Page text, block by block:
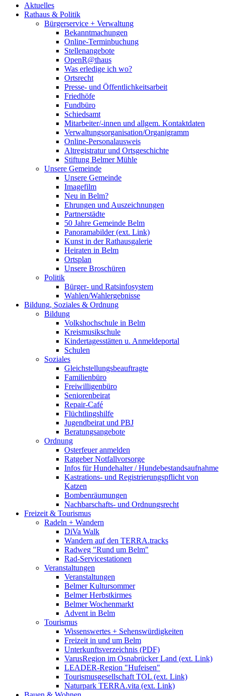
Aktuelles
Rathaus & Politik
Bürgerservice + Verwaltung
Bekanntmachungen
Online-Terminbuchung
Stellenangebote
OpenR@thaus
Was erledige ich wo?
Ortsrecht
Presse- und Öffentlichkeitsarbeit
Friedhöfe
Fundbüro
Schiedsamt
Mitarbeiter/-innen und allgem. Kontaktdaten
Verwaltungsorganisation/Organigramm
Online-Personalausweis
Altregistratur und Ortsgeschichte
Stiftung Belmer Mühle
Unsere Gemeinde
Unsere Gemeinde
Imagefilm
Neu in Belm?
Ehrungen und Auszeichnungen
Partnerstädte
50 Jahre Gemeinde Belm
Panoramabilder (ext. Link)
Kunst in der Rathausgalerie
Heiraten in Belm
Ortsplan
Unsere Broschüren
Politik
Bürger- und Ratsinfosystem
Wahlen/Wahlergebnisse
Bildung, Soziales & Ordnung
Bildung
Volkshochschule in Belm
Kreismusikschule
Kindertagesstätten u. Anmeldeportal
Schulen
Soziales
Gleichstellungsbeauftragte
Familienbüro
Freiwilligenbüro
Seniorenbeirat
Repair-Café
Flüchtlingshilfe
Jugendbeirat und PBJ
Beratungsangebote
Ordnung
Osterfeuer anmelden
Ratgeber Notfallvorsorge
Infos für Hundehalter / Hundebestandsaufnahme
Kastrations- und Registrierungspflicht von
Katzen
Bombenräumungen
Nachbarschafts- und Ordnungsrecht
Freizeit & Tourismus
Radeln + Wandern
DiVa Walk
Wandern auf den TERRA.tracks
Radweg "Rund um Belm"
Rad-Servicestationen
Veranstaltungen
Veranstaltungen
Belmer Kultursommer
Belmer Herbstkirmes
Belmer Wochenmarkt
Advent in Belm
Tourismus
Wissenswertes + Sehenswürdigkeiten
Freizeit in und um Belm
Unterkunftsverzeichnis (PDF)
VarusRegion im Osnabrücker Land (ext. Link)
LEADER-Region "Hufeisen"
Tourismusgesellschaft TOL (ext. Link)
Naturpark TERRA.vita (ext. Link)